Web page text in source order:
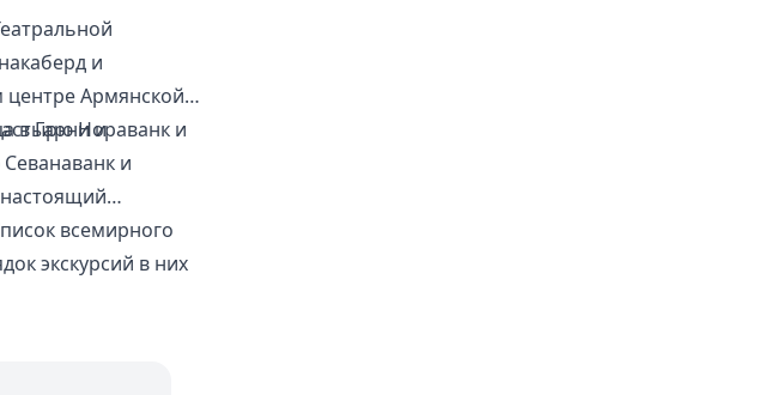
и
центре Армянской
в Гарни иНораванк и
и
всемирного
экскурсий в них